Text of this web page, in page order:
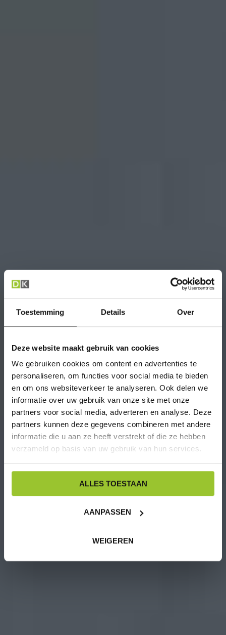
Toestemming Details Over
Deze website maakt gebruik van cookies
We gebruiken cookies om content en advertenties te
personaliseren, om functies voor social media te bieden
en om ons websiteverkeer te analyseren. Ook delen we
informatie over uw gebruik van onze site met onze
partners voor social media, adverteren en analyse. Deze
partners kunnen deze gegevens combineren met andere
informatie die u aan ze heeft verstrekt of die ze hebben
verzameld op basis van uw gebruik van hun services.
ALLES TOESTAAN
AANPASSEN
WEIGEREN